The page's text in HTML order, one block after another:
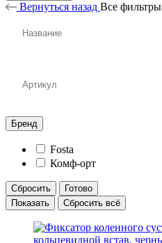
Вернуться назад Все фильтры
Бренд
Fosta
Комф-орт
Сбросить
Готово
Показать
Сбросить всё